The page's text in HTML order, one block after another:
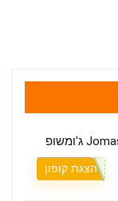
הצגת קופון